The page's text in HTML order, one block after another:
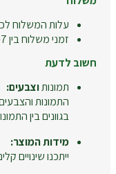
עלות המשלוח לכל
זמני משלוח בין 5-7 ימי עסקים
חשוב לדעת
תמונותוצבעים:
התמונות
בגוונים בין
מידות המוצר:
ייתכנו שינויים